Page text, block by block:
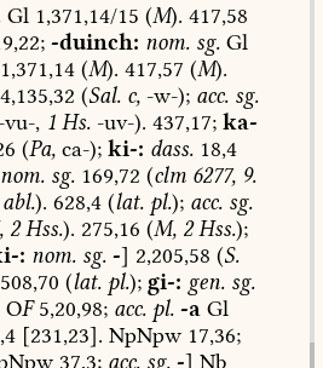
Gl1,371,14/15 (M). 417,58
-duinch: nom.sg.Gl
(M). 417,57 (M).
(Sal.c,-w-); acc.sg.
, 1Hs.-uv-). 437,17; ka-
(Pa,ca-); ki-: dass.18,4
nom.sg.169,72 (clm6277,9.
). 628,4(lat.pl.); acc.sg.
2Hss.). 275,16 (M,2Hss.);
: nom.sg. -] 2,205,58 (S.
508,70 (lat.pl.); gi-: gen.sg.
OF5,20,98; acc.pl. -aGl
[231,23]. NpNpw17,36;
37,3; acc.sg. -] Nb